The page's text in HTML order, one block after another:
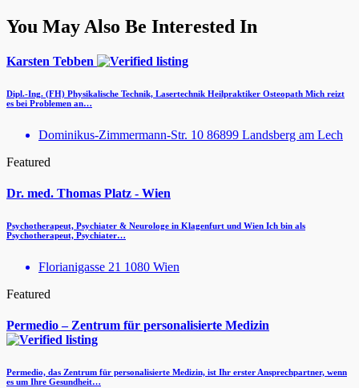
You May Also Be Interested In
Karsten Tebben
Dipl.-Ing. (FH) Physikalische Technik, Lasertechnik Heilpraktiker Osteopath Mich reizt
es bei Problemen an…
Dominikus-Zimmermann-Str. 10 86899 Landsberg am Lech
Featured
Dr. med. Thomas Platz - Wien
Psychotherapeut, Psychiater & Neurologe in Klagenfurt und Wien Ich bin als
Psychotherapeut, Psychiater…
Florianigasse 21 1080 Wien
Featured
Permedio – Zentrum für personalisierte Medizin
Permedio, das Zentrum für personalisierte Medizin, ist Ihr erster Ansprechpartner, wenn
es um Ihre Gesundheit…